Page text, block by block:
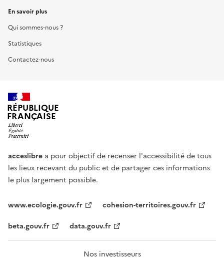
En savoir plus
Qui sommes-nous ?
Statistiques
Contactez-nous
RÉPUBLIQUE
FRANÇAISE
acceslibre a pour objectif de recenser l'accessibilité de tous
les lieux recevant du public et de partager ces informations
le plus largement possible.
www.ecologie.gouv.fr
cohesion-territoires.gouv.fr
beta.gouv.fr
data.gouv.fr
Nos investisseurs